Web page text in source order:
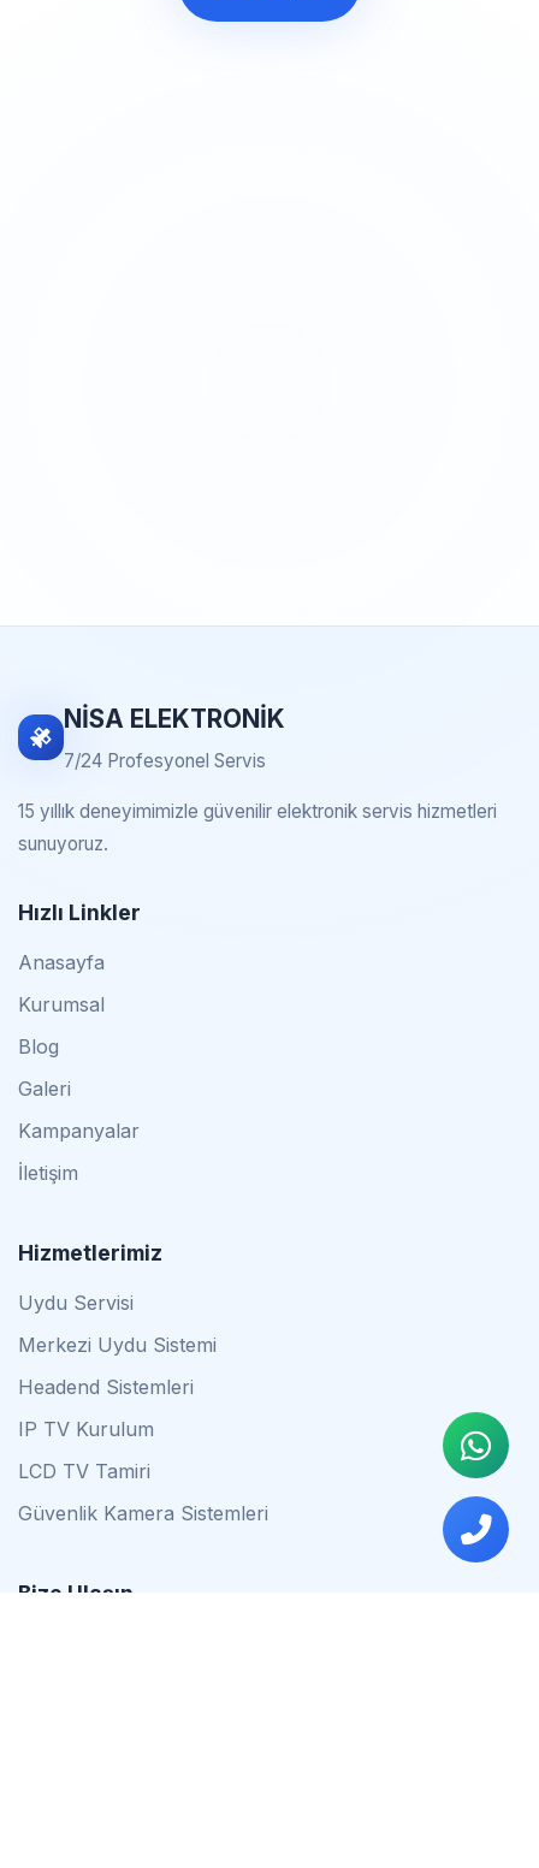
NİSA ELEKTRONİK
7/24 Profesyonel Servis
15 yıllık deneyimimizle güvenilir elektronik servis hizmetleri
sunuyoruz.
Hızlı Linkler
Anasayfa
Kurumsal
Blog
Galeri
Kampanyalar
İletişim
Hizmetlerimiz
Uydu Servisi
Merkezi Uydu Sistemi
Headend Sistemleri
IP TV Kurulum
LCD TV Tamiri
Güvenlik Kamera Sistemleri
Bize Ulaşın